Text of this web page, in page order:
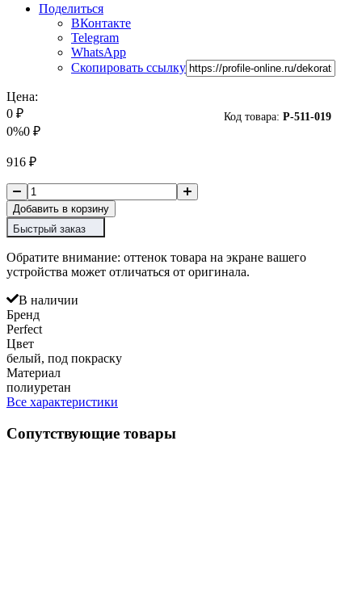
Поделиться
ВКонтакте
Telegram
WhatsApp
Скопировать ссылку
Код товара: P-511-019
Цена:
0 ₽
0%0 ₽
916 ₽
Добавить в корзину
Быстрый заказ
Обратите внимание: оттенок товара на экране вашего
устройства может отличаться от оригинала.
В наличии
Бренд
Perfect
Цвет
белый, под покраску
Материал
полиуретан
Все характеристики
Сопутствующие товары